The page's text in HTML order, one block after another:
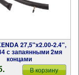
с запаянными 2мя
концами
В корзину